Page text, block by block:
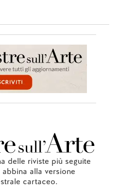
delle riviste più seguite
alla versione
cartaceo.